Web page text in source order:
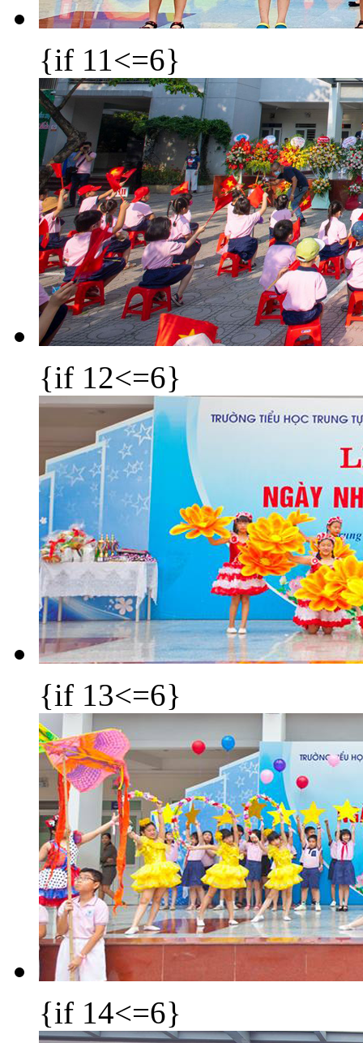
{if 11<=6}
{if 12<=6}
{if 13<=6}
{if 14<=6}